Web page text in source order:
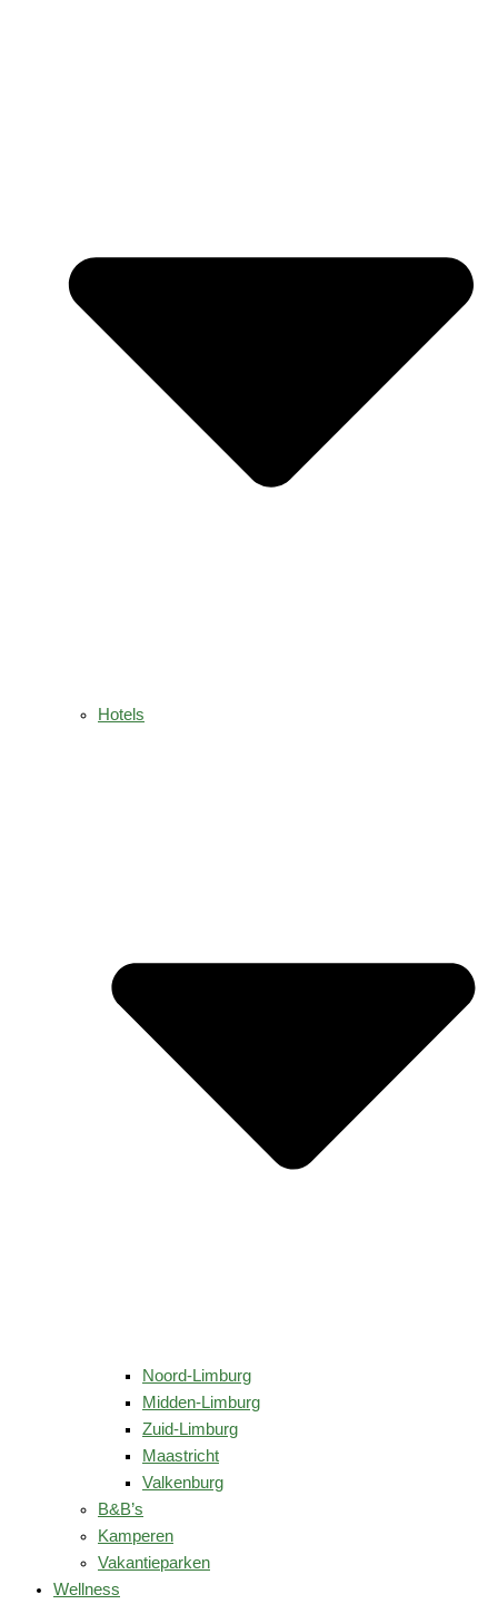
Hotels
Noord-Limburg
Midden-Limburg
Zuid-Limburg
Maastricht
Valkenburg
B&B’s
Kamperen
Vakantieparken
Wellness